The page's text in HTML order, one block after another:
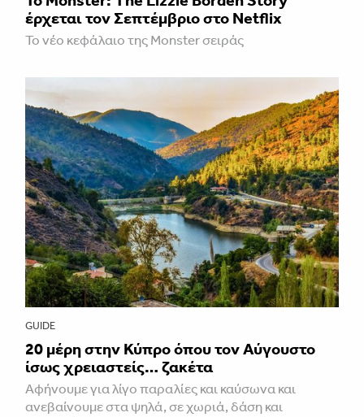
έρχεται τον Σεπτέμβριο στο Netflix
Το νέο κεφάλαιο της Monster σειράς
GUIDE
20 μέρη στην Κύπρο όπου τον Αύγουστο
ίσως χρειαστείς… ζακέτα
Αφήνουμε για λίγο παραλίες και καύσωνα και
ανεβαίνουμε στα ψηλά, σε χωριά, δάση και